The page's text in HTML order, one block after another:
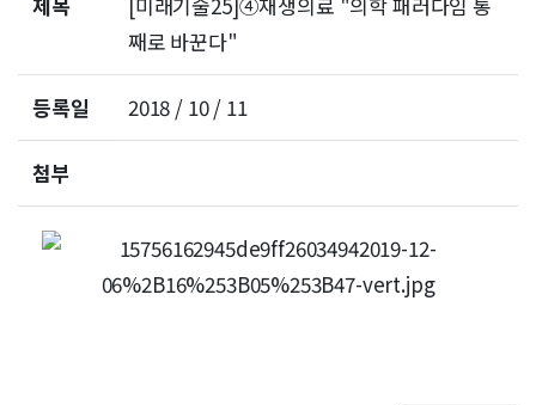
째로 바꾼다"
등록일 2018 / 10 / 11
첨부